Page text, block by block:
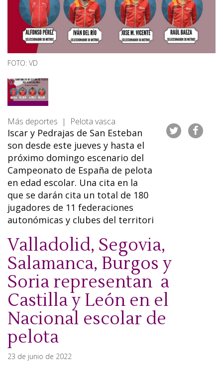
FOTO: VD
Más deportes | Pelota vasca
Iscar y Pedrajas de San Esteban
son desde este jueves y hasta el
próximo domingo escenario del
Campeonato de España de pelota
en edad escolar. Una cita en la
que se darán cita un total de 180
jugadores de 11 federaciones
autonómicas y clubes del territori
Valladolid, Segovia,
Salamanca, Burgos y
Soria representan a
Castilla y León en el
Nacional escolar de
pelota
23 de junio de 2022